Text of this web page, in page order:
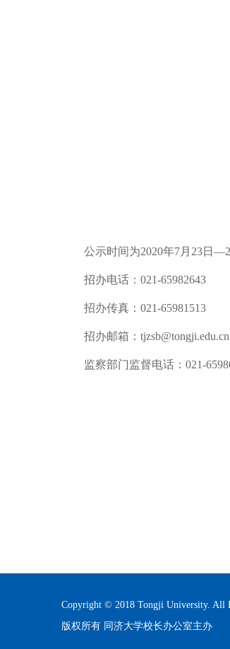
公示时间为2020年7月 23日
招办电话： 021-65982643
招办传真： 021-65981513
招办邮箱： tjzsb@tongji.edu.cn
监察部门监督电话： 021-
Copyright © 2018 Tongji University. All
版权所有 同济大学校长办公室主办